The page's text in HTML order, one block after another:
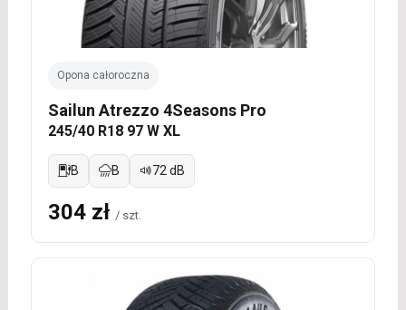
Opona całoroczna
Sailun Atrezzo 4Seasons Pro
245/40 R18 97 W XL
B B 72 dB
304 zł / szt.